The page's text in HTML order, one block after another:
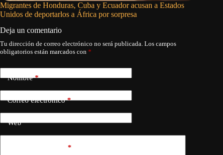
Migrantes de Honduras, Cuba y Ecuador acusan a Estados
Unidos de deportarlos a África por sorpresa
Deja un comentario
Tu dirección de correo electrónico no será publicada. Los campos
obligatorios están marcados con *
Nombre*
Correo electrónico*
Web
*